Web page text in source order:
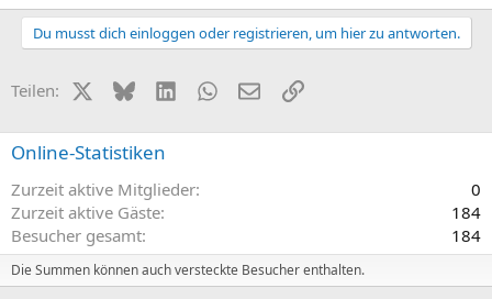
Du musst dich einloggen oder registrieren, um hier zu antworten.
Teilen: X (Twitter)
BlueskyLinkedInWhatsApp
E-MailLink
Online-Statistiken
Zurzeit aktive Mitglieder
0
Zurzeit aktive Gäste
184
Besucher gesamt
184
Die Summen können auch versteckte Besucher enthalten.